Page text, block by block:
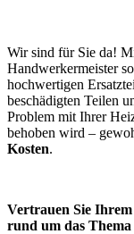
Wir sind für Sie da!
Handwerkermeister
hochwertigen
beschädigten Teilen
Problem mit Ihrer
behoben wird –
Kosten.
Vertrauen Sie
rund um das